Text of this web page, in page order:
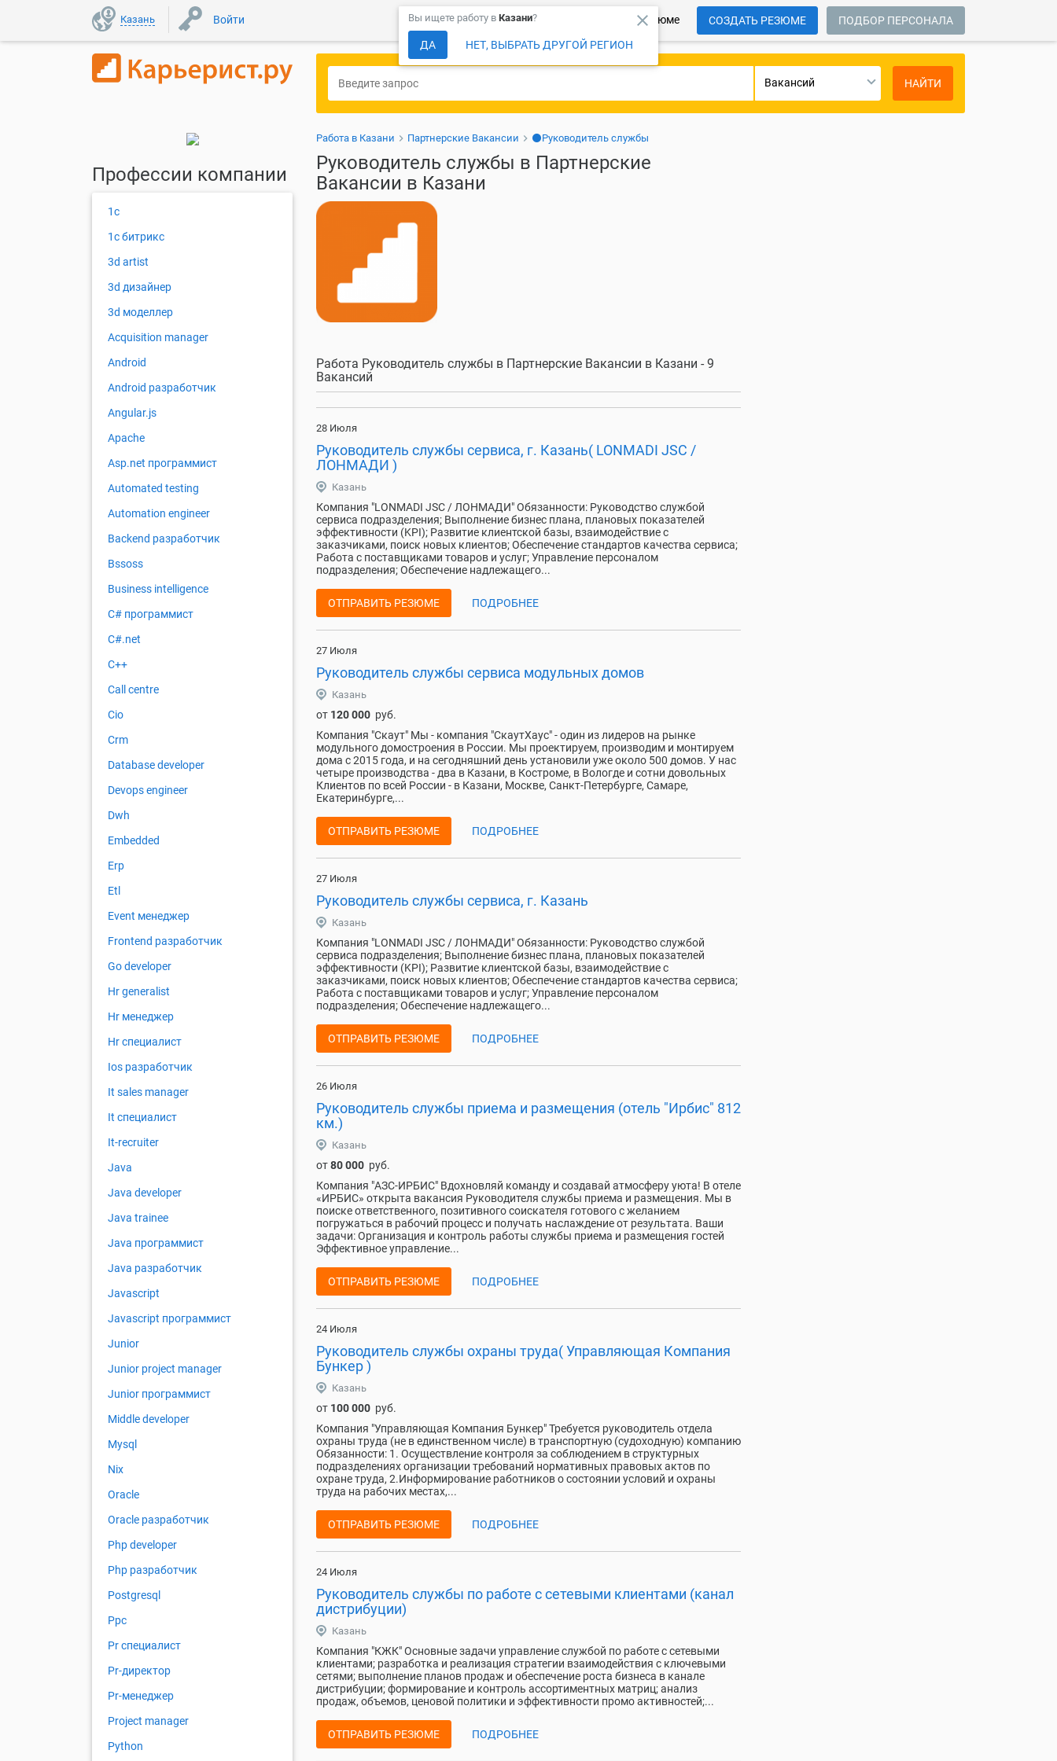
Казань Войти СОЗДАТЬ РЕЗЮМЕ ПОДБОР ПЕРСОНАЛА
Более 150 000 компаний ждут Ваше резюме
close
Вы ищете работу в Казани?
ДА НЕТ, ВЫБРАТЬ ДРУГОЙ РЕГИОН
Вакансий НАЙТИ
Работа в Казани Партнерские Вакансии ⚫Руководитель службы
Руководитель службы в Партнерские
Вакансии в Казани
Работа Руководитель службы в Партнерские Вакансии в Казани - 9
Вакансий
28 Июля
Руководитель службы сервиса, г. Казань( LONMADI JSC /
ЛОНМАДИ )
Казань
Компания "LONMADI JSC / ЛОНМАДИ" Обязанности: Руководство службой
сервиса подразделения; Выполнение бизнес плана, плановых показателей
эффективности (KPI); Развитие клиентской базы, взаимодействие с
заказчиками, поиск новых клиентов; Обеспечение стандартов качества сервиса;
Работа с поставщиками товаров и услуг; Управление персоналом
подразделения; Обеспечение надлежащего...
ОТПРАВИТЬ РЕЗЮМЕ ПОДРОБНЕЕ
27 Июля
Руководитель службы сервиса модульных домов
Казань
от 120 000 руб.
Компания "Скаут" Мы - компания "СкаутХаус" - один из лидеров на рынке
модульного домостроения в России. Мы проектируем, производим и монтируем
дома с 2015 года, и на сегодняшний день установили уже около 500 домов. У нас
четыре производства - два в Казани, в Костроме, в Вологде и сотни довольных
Клиентов по всей России - в Казани, Москве, Санкт-Петербурге, Самаре,
Екатеринбурге,...
ОТПРАВИТЬ РЕЗЮМЕ ПОДРОБНЕЕ
27 Июля
Руководитель службы сервиса, г. Казань
Казань
Компания "LONMADI JSC / ЛОНМАДИ" Обязанности: Руководство службой
сервиса подразделения; Выполнение бизнес плана, плановых показателей
эффективности (KPI); Развитие клиентской базы, взаимодействие с
заказчиками, поиск новых клиентов; Обеспечение стандартов качества сервиса;
Работа с поставщиками товаров и услуг; Управление персоналом
подразделения; Обеспечение надлежащего...
ОТПРАВИТЬ РЕЗЮМЕ ПОДРОБНЕЕ
26 Июля
Руководитель службы приема и размещения (отель "Ирбис" 812
км.)
Казань
от80 000 руб.
Компания "АЗС-ИРБИС" Вдохновляй команду и создавай атмосферу уюта! В отеле
«ИРБИС» открыта вакансия Руководителя службы приема и размещения. Мы в
поиске ответственного, позитивного соискателя готового с желанием
погружаться в рабочий процесс и получать наслаждение от результата. Ваши
задачи: Организация и контроль работы службы приема и размещения гостей
Эффективное управление...
ОТПРАВИТЬ РЕЗЮМЕ ПОДРОБНЕЕ
24 Июля
Руководитель службы охраны труда( Управляющая Компания
Бункер )
Казань
от 100 000 руб.
Компания "Управляющая Компания Бункер" Требуется руководитель отдела
охраны труда (не в единственном числе) в транспортную (судоходную) компанию
Обязанности: 1. Осуществление контроля за соблюдением в структурных
подразделениях организации требований нормативных правовых актов по
охране труда, 2.Информирование работников о состоянии условий и охраны
труда на рабочих местах,...
ОТПРАВИТЬ РЕЗЮМЕ ПОДРОБНЕЕ
24 Июля
Руководитель службы по работе с сетевыми клиентами (канал
дистрибуции)
Казань
Компания "КЖК" Основные задачи управление службой по работе с сетевыми
клиентами; разработка и реализация стратегии взаимодействия с ключевыми
сетями; выполнение планов продаж и обеспечение роста бизнеса в канале
дистрибуции; формирование и контроль ассортиментных матриц; анализ
продаж, объемов, ценовой политики и эффективности промо активностей;...
ОТПРАВИТЬ РЕЗЮМЕ ПОДРОБНЕЕ
Профессии компании
1с
1с битрикс
3d artist
3d дизайнер
3d моделлер
Acquisition manager
Android
Android разработчик
Angular.js
Apache
Asp.net программист
Automated testing
Automation engineer
Backend разработчик
Bssoss
Business intelligence
C# программист
C#.net
C++
Call centre
Cio
Crm
Database developer
Devops engineer
Dwh
Embedded
Erp
Etl
Event менеджер
Frontend разработчик
Go developer
Hr generalist
Hr менеджер
Hr специалист
Ios разработчик
It sales manager
It специалист
It-recruiter
Java
Java developer
Java trainee
Java программист
Java разработчик
Javascript
Javascript программист
Junior
Junior project manager
Junior программист
Middle developer
Mysql
Nix
Oracle
Oracle разработчик
Php developer
Php разработчик
Postgresql
Ppc
Pr специалист
Pr-директор
Pr-менеджер
Project manager
Python